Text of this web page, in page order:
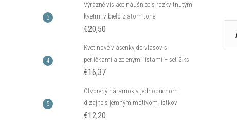
Výrazné visiace náušnice s rozkvitnutými
kvetmi v bielo-zlatom tóne
€20,50
Kvetinové vlásenky do vlasov s
perličkami a zelenými listami – set 2 ks
€16,37
Otvorený náramok v jednoduchom
dizajne s jemným motívom lístkov
€12,20